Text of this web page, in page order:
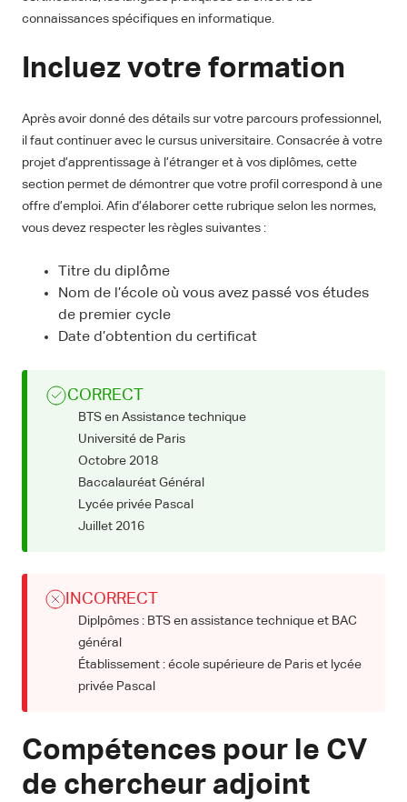
connaissances spécifiques en informatique.
Incluez votre formation
Après avoir donné des détails sur votre parcours professionnel,
il faut continuer avec le cursus universitaire. Consacrée à votre
projet d’apprentissage à l’étranger et à vos diplômes, cette
section permet de démontrer que votre profil correspond à une
offre d’emploi. Afin d’élaborer cette rubrique selon les normes,
vous devez respecter les règles suivantes :
Titre du diplôme
Nom de l’école où vous avez passé vos études
de premier cycle
Date d’obtention du certificat
CORRECT
BTS en Assistance technique
Université de Paris
Octobre 2018
Baccalauréat Général
Lycée privée Pascal
Juillet 2016
INCORRECT
Diplpômes : BTS en assistance technique et BAC
général
Établissement : école supérieure de Paris et lycée
privée Pascal
Compétences pour le CV
de chercheur adjoint